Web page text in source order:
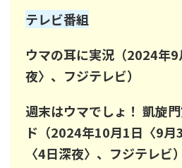
テレビ番組
ウマの耳に実況（2024年
夜〉、フジテレビ）
週末はウマでしょ！ 凱旋
ド（2024年10月1日〈9月
〈4日深夜〉、フジテレビ）